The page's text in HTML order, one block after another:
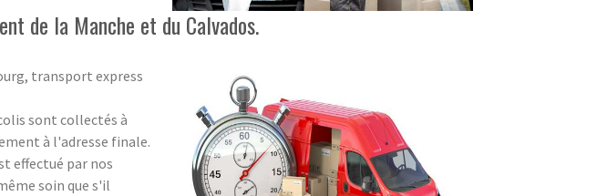
de la Manche et du Calvados.
transport express
sont collectés à
à l'adresse finale.
effectué par nos
soin que s'il